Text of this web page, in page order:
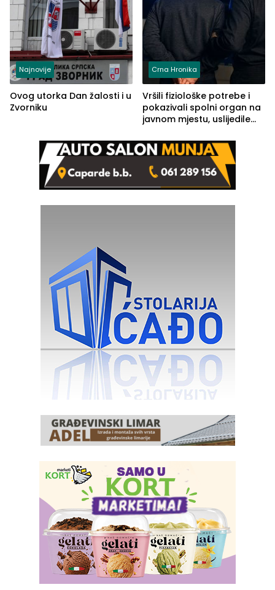
Najnovije
Ovog utorka Dan žalosti i u
Zvorniku
Crna Hronika
Vršili fiziološke potrebe i
pokazivali spolni organ na
javnom mjestu, uslijedile